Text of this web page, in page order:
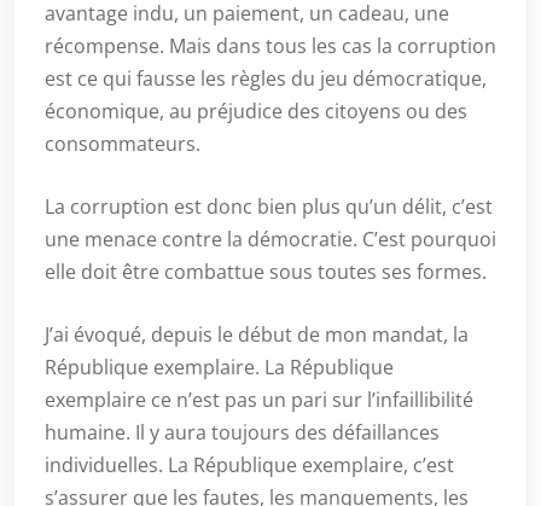
avantage indu, un paiement, un cadeau, une
récompense. Mais dans tous les cas la corruption
est ce qui fausse les règles du jeu démocratique,
économique, au préjudice des citoyens ou des
consommateurs.
La corruption est donc bien plus qu’un délit, c’est
une menace contre la démocratie. C’est pourquoi
elle doit être combattue sous toutes ses formes.
J’ai évoqué, depuis le début de mon mandat, la
République exemplaire. La République
exemplaire ce n’est pas un pari sur l’infaillibilité
humaine. Il y aura toujours des défaillances
individuelles. La République exemplaire, c’est
s’assurer que les fautes, les manquements, les